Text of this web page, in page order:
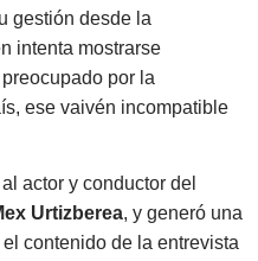
gestión desde la
intenta mostrarse
por la
ese vaivén incompatible
actor y conductor del
Urtizberea, y generó una
contenido de la entrevista